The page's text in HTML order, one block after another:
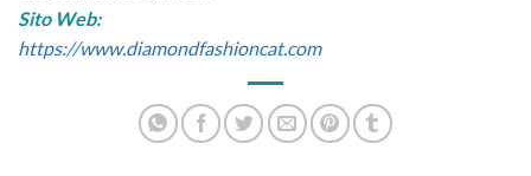
Sito Web:
https://www.diamondfashioncat.com